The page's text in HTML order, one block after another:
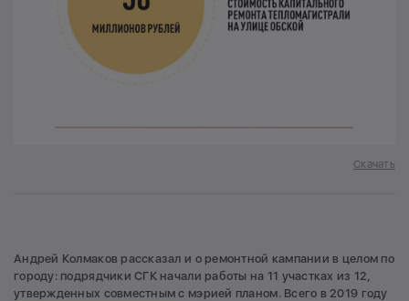
Скачать
Андрей Колмаков рассказал и о ремонтной кампании в целом по
городу: подрядчики СГК начали работы на 11 участках из 12,
утвержденных совместным с мэрией планом. Всего в 2019 году